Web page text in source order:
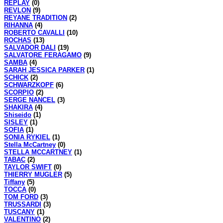
REPLAY (0)
REVLON (9)
REYANE TRADITION (2)
RIHANNA (4)
ROBERTO CAVALLI (10)
ROCHAS (13)
SALVADOR DALI (19)
SALVATORE FERAGAMO (9)
SAMBA (4)
SARAH JESSICA PARKER (1)
SCHICK (2)
SCHWARZKOPF (6)
SCORPIO (2)
SERGE NANCEL (3)
SHAKIRA (4)
Shiseido (1)
SISLEY (1)
SOFIA (1)
SONIA RYKIEL (1)
Stella McCartney (0)
STELLA MCCARTNEY (1)
TABAC (2)
TAYLOR SWIFT (0)
THIERRY MUGLER (5)
Tiffany (5)
TOCCA (0)
TOM FORD (3)
TRUSSARDI (3)
TUSCANY (1)
VALENTINO (2)